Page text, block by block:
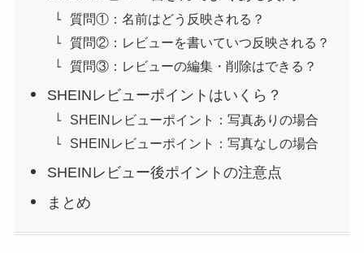
質問①：名前はどう反映される？
質問②：レビューを書いていつ反映される？
質問③：レビューの編集・削除はできる？
SHEINレビューポイントはいくら？
SHEINレビューポイント：写真ありの場合
SHEINレビューポイント：写真なしの場合
SHEINレビュー後ポイントの注意点
まとめ